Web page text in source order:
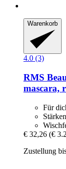
Warenkorb
4.0 (3)
RMS
mascara,
Für
€ 32,26 (€
Zustellung